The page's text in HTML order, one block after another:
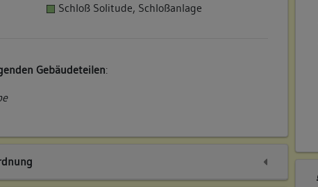
Schloß Solitude, Schloßanlage
Gebäudeteilen: